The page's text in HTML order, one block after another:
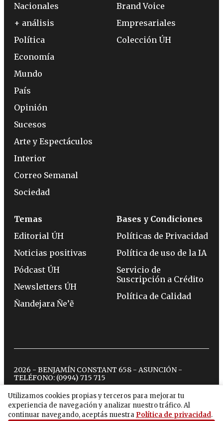
Utilizamos cookies propias y terceros para mejorar tu
experiencia de navegación y analizar nuestro tráfico. Al
continuar navegando, aceptás nuestra Política de privacidad.
Nacionales
+ análisis
Política
Economía
Mundo
País
Opinión
Sucesos
Arte y Espectáculos
Interior
Correo Semanal
Sociedad
Brand Voice
Empresariales
Colección ÚH
Temas
Editorial ÚH
Noticias positivas
Pódcast ÚH
Newsletters ÚH
Ñandejara Ñe’ẽ
Bases y Condiciones
Políticas de Privacidad
Política de uso de la IA
Servicio de
Suscripción a Crédito
Política de Calidad
2026 - BENJAMÍN CONSTANT 658 - ASUNCIÓN -
TELÉFONO: (0994) 715 715
twitterinstagram
facebook
tiktokyoutubespotify